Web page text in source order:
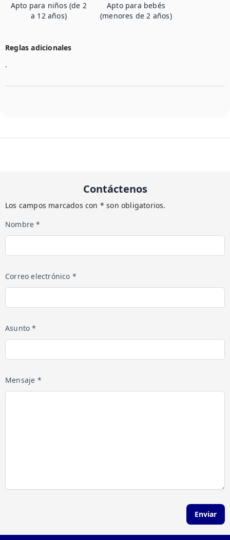
Apto para niños (de 2
a 12 años)
Apto para bebés
(menores de 2 años)
Reglas adicionales
.
Contáctenos
Los campos marcados con * son obligatorios.
Nombre *
Correo electrónico *
Asunto *
Mensaje *
Enviar